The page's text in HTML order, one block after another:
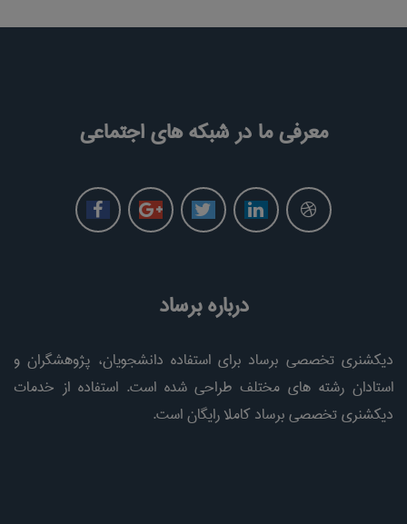
معرفی ما در شبکه های اجتماعی
درباره برساد
دیکشنری تخصصی برساد برای استفاده دانشجویان، پژوهشگران و
استادان رشته های مختلف طراحی شده است. استفاده از خدمات
دیکشنری تخصصی برساد کاملا رایگان است.